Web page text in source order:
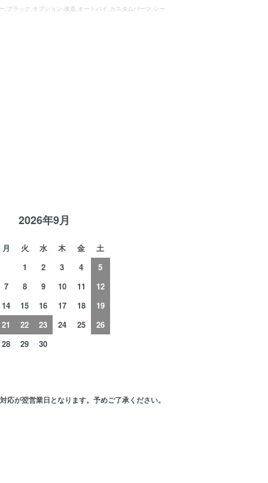
ブラック,オプション,改造,オートバイ,カスタムパーツ,シー
2026年9月
月 火 水 木 金
土
1
2 3 4
5
7 8 9 10 11
12
14 15 16 17 18
19
21 22 23 24 25
26
28 29 30
が翌営業日となります。予めご了承ください。